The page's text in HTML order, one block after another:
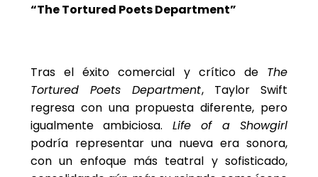
“The Tortured Poets Department”
Tras el éxito comercial y crítico de The
Tortured Poets Department, Taylor Swift
regresa con una propuesta diferente, pero
igualmente ambiciosa. Life of a Showgirl
podría representar una nueva era sonora,
con un enfoque más teatral y sofisticado,